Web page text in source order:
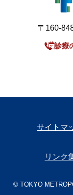
〒160-
診療
サイトマ
リンク
© TOKYO